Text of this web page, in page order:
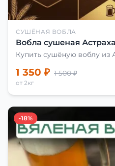
СУШЁНАЯ ВОБЛА
Вобла сушеная
Купить сушёную воблу из
1 350 ₽ 1 500 ₽
от 2кг
-18%